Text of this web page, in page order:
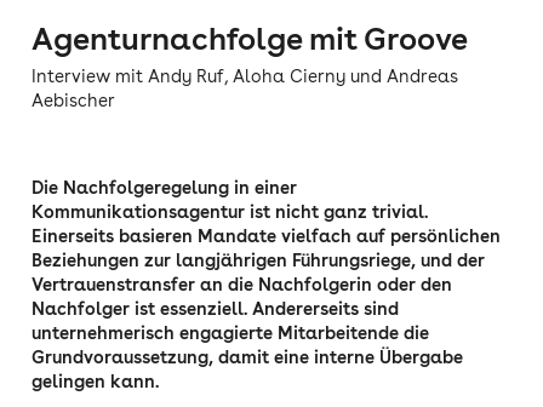
Agenturnachfolge mit Groove
Interview mit Andy Ruf, Aloha Cierny und Andreas
Aebischer
Die Nachfolgeregelung in einer
Kommunikationsagentur ist nicht ganz trivial.
Einerseits basieren Mandate vielfach auf persönlichen
Beziehungen zur langjährigen Führungsriege, und der
Vertrauenstransfer an die Nachfolgerin oder den
Nachfolger ist essenziell. Andererseits sind
unternehmerisch engagierte Mitarbeitende die
Grundvoraussetzung, damit eine interne Übergabe
gelingen kann.